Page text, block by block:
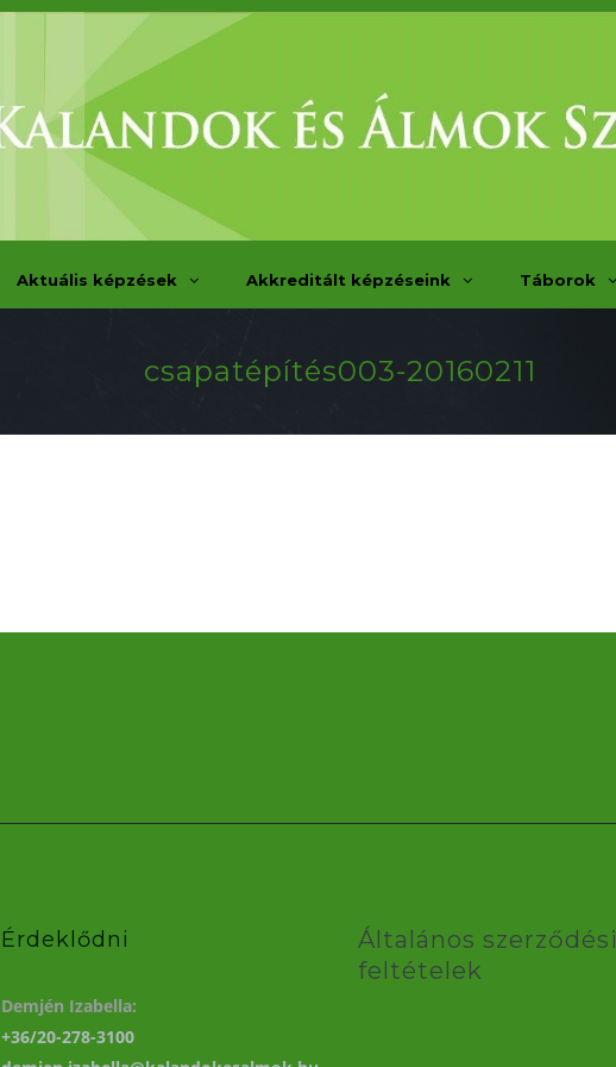
Aktuális képzések Akkreditált képzéseink Táborok
csapatépítés003-20160211
Érdeklődni
Demjén Izabella:
+36/20-278-3100
Általános szerződési
feltételek